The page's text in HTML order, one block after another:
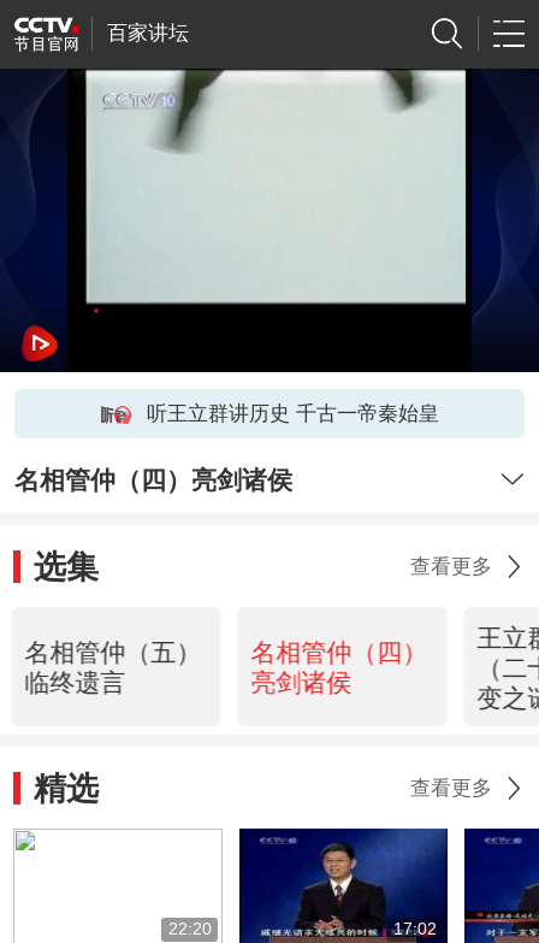
百家讲坛
听王立群讲历史 千古一帝秦始皇
名相管仲（四）亮剑诸侯
选集 查看更多
名相管仲（五）
临终遗言
名相管仲（四）
亮剑诸侯
王立
（
变之
精选 查看更多
22:20 17:02